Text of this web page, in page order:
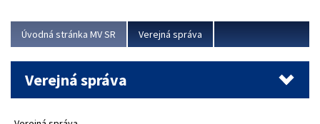
Úvodná stránka MV SR Verejná správa
Verejná správa